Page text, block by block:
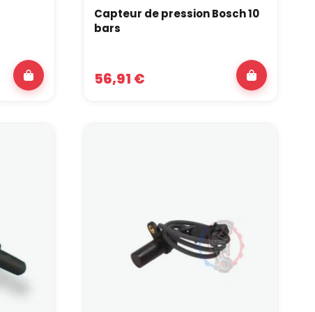
Capteur de pression Bosch 10
bars
56,91 €